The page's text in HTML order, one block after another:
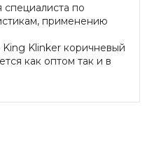
специалиста по
применению
Klinker коричневый
как оптом так и в